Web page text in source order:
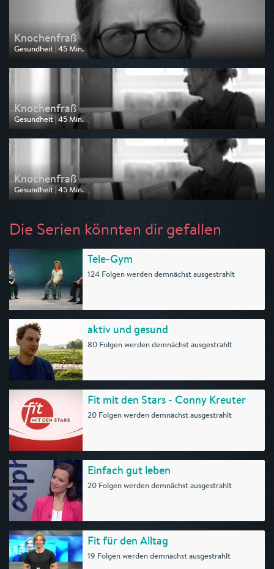
Knochenfraß
Gesundheit | 45 Min.
Ausgestrahlt von SR Fernsehen
am 18.07.2026, 15:15
Knochenfraß
Gesundheit | 45 Min.
Ausgestrahlt von SR Fernsehen
am 15.07.2026, 21:00
Knochenfraß
Gesundheit | 45 Min.
Ausgestrahlt von SWR
Die Serien könnten dir gefallen
Tele-Gym
124 Folgen werden demnächst ausgestrahlt
aktiv und gesund
80 Folgen werden demnächst ausgestrahlt
Fit mit den Stars - Conny Kreuter
20 Folgen werden demnächst ausgestrahlt
Einfach gut leben
20 Folgen werden demnächst ausgestrahlt
Fit für den Alltag
19 Folgen werden demnächst ausgestrahlt